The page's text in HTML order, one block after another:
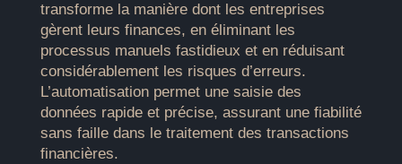
transforme la manière dont les entreprises
gèrent leurs finances, en éliminant les
processus manuels fastidieux et en réduisant
considérablement les risques d’erreurs.
L’automatisation permet une saisie des
données rapide et précise, assurant une fiabilité
sans faille dans le traitement des transactions
financières.